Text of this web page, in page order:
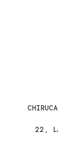
22,